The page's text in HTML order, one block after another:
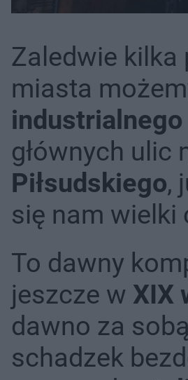
Zaledwie kilka
miasta
industrialnego
głównych
Piłsudskiego,
się nam wielki
To dawny
jeszcze w XIX
dawno za
schadzek